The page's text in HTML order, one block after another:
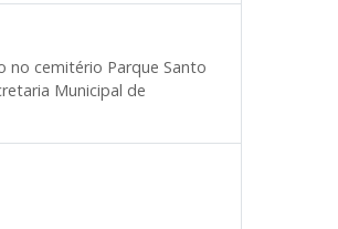
no cemitério Parque Santo
Municipal de